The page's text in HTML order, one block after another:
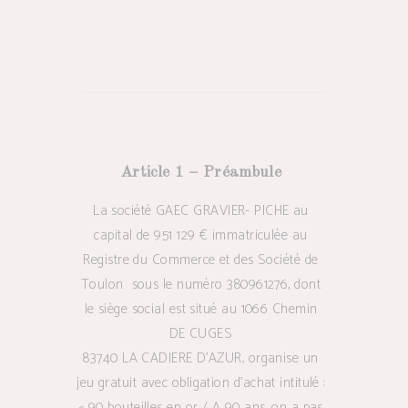
Article 1 – Préambule
La société GAEC GRAVIER- PICHE au
capital de 951 129 € immatriculée au
Registre du Commerce et des Société de
Toulon sous le numéro 380961276, dont
le siège social est situé au 1066 Chemin
DE CUGES
83740 LA CADIERE D’AZUR, organise un
jeu gratuit avec obligation d’achat intitulé :